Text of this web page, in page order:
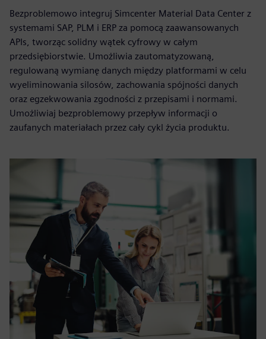
Bezproblemowo integruj Simcenter Material Data Center z
systemami SAP, PLM i ERP za pomocą zaawansowanych
APIs, tworząc solidny wątek cyfrowy w całym
przedsiębiorstwie. Umożliwia zautomatyzowaną,
regulowaną wymianę danych między platformami w celu
wyeliminowania silosów, zachowania spójności danych
oraz egzekwowania zgodności z przepisami i normami.
Umożliwiaj bezproblemowy przepływ informacji o
zaufanych materiałach przez cały cykl życia produktu.